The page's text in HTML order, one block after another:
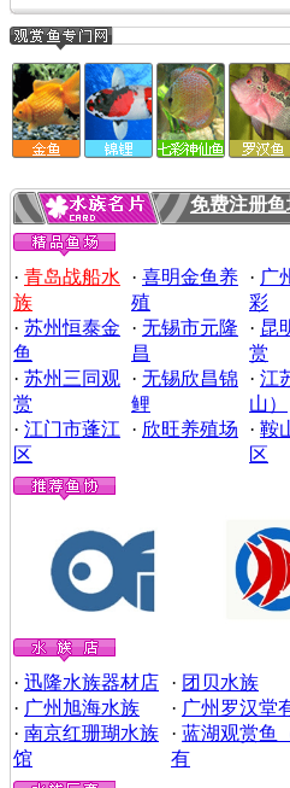
免费注册鱼
· 青岛战船水
族
· 喜明金鱼养
殖
· 广
彩
· 苏州恒泰金
鱼
· 无锡市元隆
昌
· 昆
赏
· 苏州三同观
赏
· 无锡欣昌锦
鲤
· 江
山）
· 江门市蓬江
区
· 欣旺养殖场 · 鞍
区
· 迅隆水族器材店 · 团贝水族
· 广州旭海水族 · 广州罗汉堂
· 南京红珊瑚水族
馆
· 蓝湖观赏鱼
有